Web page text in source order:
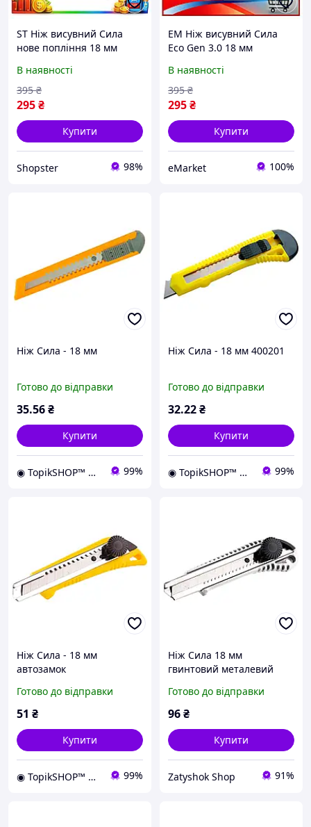
ST Ніж висувний Сила
нове попління 18 мм
для розрізання паперу та
картону з авт OST|ER
В наявності
295₴
395 ₴
Купити
Shopster 98%
EM Ніж висувний Сила
Eco Gen 3.0 18 мм
для розрізання паперу та
картону з автоз MAR_K
В наявності
295₴
395 ₴
Купити
eMarket 100%
Ніж Сила - 18 мм
Готово до відправки
35.56₴
Купити
◉ TopikSHOP™ ◉ - онлайн магазин корисних товарів для дому, дачі, саду, майстерні та гаражу 99%
Ніж Сила - 18 мм 400201
Готово до відправки
32.22₴
Купити
◉ TopikSHOP™ ◉ - онлайн магазин корисних товарів для дому, дачі, саду, майстерні та гаражу 99%
Ніж Сила - 18 мм
автозамок
Готово до відправки
51 ₴
Купити
◉ TopikSHOP™ ◉ - онлайн магазин корисних товарів для дому, дачі, саду, майстерні та гаражу 99%
Ніж Сила 18 мм
гвинтовий металевий
Готово до відправки
96₴
Купити
Zatyshok Shop 91%